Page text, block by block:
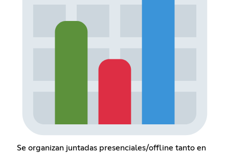
Se organizan juntadas presenciales/offline tanto en